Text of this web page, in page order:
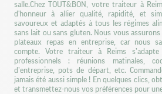
salle.Chez TOUT&BON, votre traiteur à
d'honneur à allier qualité, rapidité, et
savoureux et adaptés à tous les régimes
sans lait ou sans gluten. Nous vous
plateaux repas en entreprise, car nous
compte. Votre traiteur à Reims
professionnels : réunions matinales,
d’entreprise, pots de départ, etc.
jamais été aussi simple ! En quelques clics,
et transmettez-nous vos préférences pour